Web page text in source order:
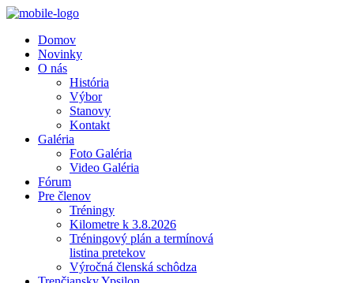
Domov
Novinky
O nás
História
Výbor
Stanovy
Kontakt
Galéria
Foto Galéria
Video Galéria
Fórum
Pre členov
Tréningy
Kilometre k 3.8.2026
Tréningový plán a termínová
listina pretekov
Výročná členská schôdza